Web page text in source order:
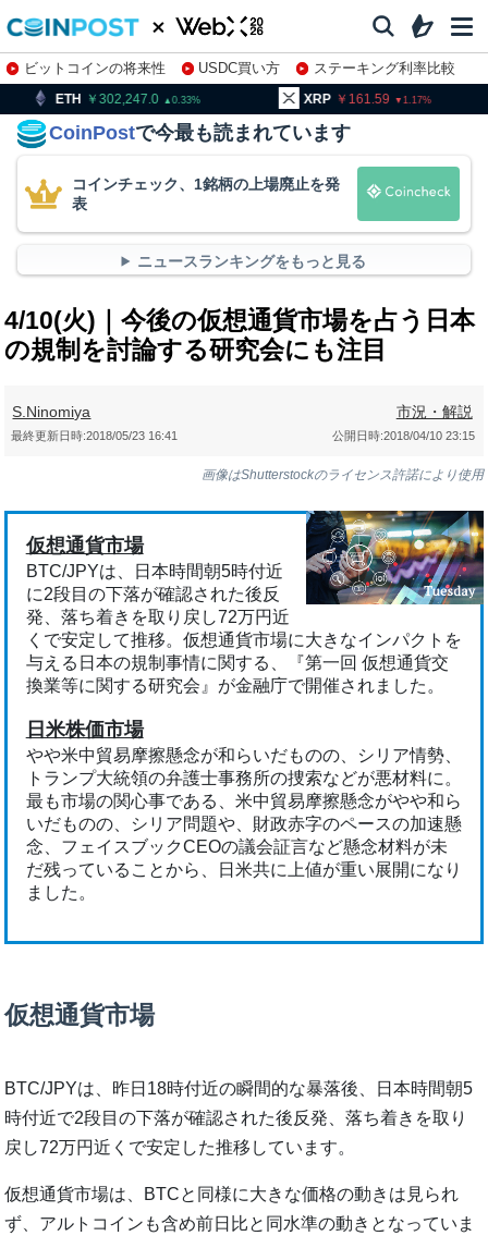
ビットコインの将来性 USDC買い方
ステーキング利率比較
株特集・関連銘柄
0.33 XRP 1.17 BNB
CoinPostで今最も読まれています
コインチェック、1銘柄の上場廃止を発
表
ニュースランキングをもっと見る
4/10(火)｜今後の仮想通貨市場を占う日本
の規制を討論する研究会にも注目
S.Ninomiya 市況・解説
公開日時:2018/04/10 23:15
最終更新日時:2018/05/23 16:41
画像はShutterstockのライセンス許諾により使用
仮想通貨市場
BTC/JPYは、日本時間朝5時付近
に2段目の下落が確認された後反
発、落ち着きを取り戻し72万円近
くで安定して推移。仮想通貨市場に大きなインパクトを
与える日本の規制事情に関する、『第一回 仮想通貨交
換業等に関する研究会』が金融庁で開催されました。
日米株価市場
やや米中貿易摩擦懸念が和らいだものの、シリア情勢、
トランプ大統領の弁護士事務所の捜索などが悪材料に。
最も市場の関心事である、米中貿易摩擦懸念がやや和ら
いだものの、シリア問題や、財政赤字のペースの加速懸
念、フェイスブックCEOの議会証言など懸念材料が未
だ残っていることから、日米共に上値が重い展開になり
ました。
仮想通貨市場
BTC/JPYは、昨日18時付近の瞬間的な暴落後、日本時間朝5
時付近で2段目の下落が確認された後反発、落ち着きを取り
戻し72万円近くで安定した推移しています。
仮想通貨市場は、BTCと同様に大きな価格の動きは見られ
ず、アルトコインも含め前日比と同水準の動きとなっていま